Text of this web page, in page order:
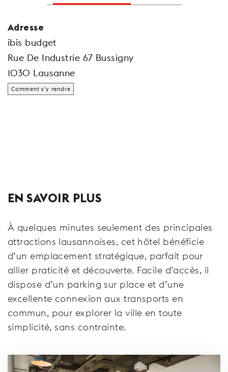
Adresse
ibis budget
Rue De Industrie 67 Bussigny
1030 Lausanne
Comment s'y rendre
EN SAVOIR PLUS
À quelques minutes seulement des principales
attractions lausannoises, cet hôtel bénéficie
d’un emplacement stratégique, parfait pour
allier praticité et découverte. Facile d’accès, il
dispose d’un parking sur place et d’une
excellente connexion aux transports en
commun, pour explorer la ville en toute
simplicité, sans contrainte.